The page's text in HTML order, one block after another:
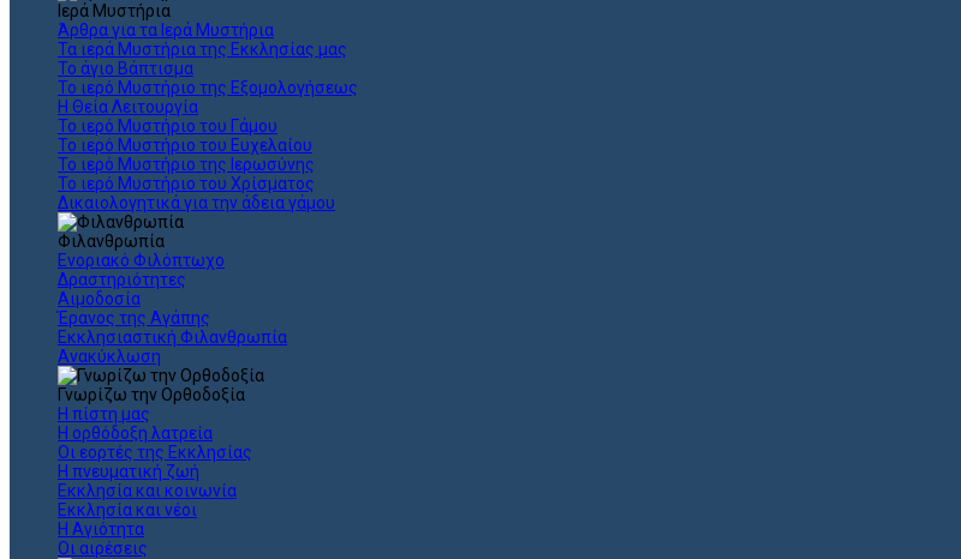
Ιερά Μυστήρια
Άρθρα για τα Ιερά Μυστήρια
Τα ιερά Μυστήρια της Εκκλησίας μας
Το άγιο Βάπτισμα
Το ιερό Μυστήριο της Εξομολογήσεως
Η Θεία Λειτουργία
Το ιερό Μυστήριο του Γάμου
Το ιερό Μυστήριο του Ευχελαίου
Το ιερό Μυστήριο της Ιερωσύνης
Το ιερό Μυστήριο του Χρίσματος
Δικαιολογητικά για την άδεια γάμου
Φιλανθρωπία
Ενοριακό Φιλόπτωχο
Δραστηριότητες
Αιμοδοσία
Έρανος της Αγάπης
Εκκλησιαστική Φιλανθρωπία
Ανακύκλωση
Γνωρίζω την Ορθοδοξία
Η πίστη μας
Η ορθόδοξη λατρεία
Οι εορτές της Εκκλησίας
Η πνευματική ζωή
Εκκλησία και κοινωνία
Εκκλησία και νέοι
Η Αγιότητα
Οι αιρέσεις